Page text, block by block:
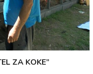
ZA KOKE”